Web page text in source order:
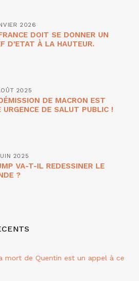
2026
DOIT SE DONNER UN
D’ETAT À LA HAUTEUR.
2025
DE MACRON EST
URGENCE DE SALUT PUBLIC !
2025
VA-T-IL REDESSINER LE
?
mort de Quentin est un appel à ce